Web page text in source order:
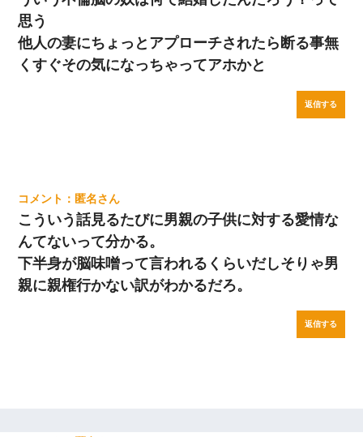
思う
他人の妻にちょっとアプローチされたら断る事無
くすぐその気になっちゃってアホかと
返信する
匿名
こういう話見るたびに男親の子供に対する愛情な
んてないって分かる。
下半身が脳味噌って言われるくらいだしそりゃ男
親に親権行かない訳がわかるだろ。
返信する